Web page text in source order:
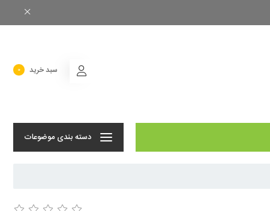
سبد خرید 0
دسته بندی موضوعات